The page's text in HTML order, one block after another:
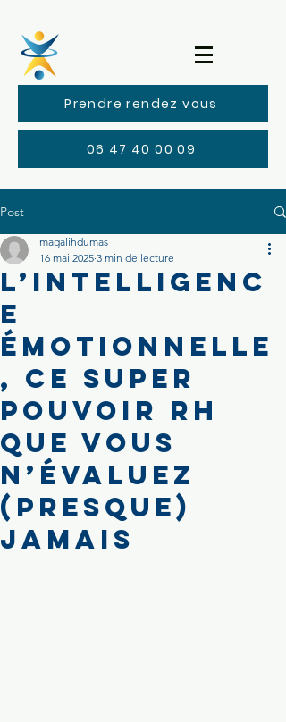
Prendre rendez vous
06 47 40 00 09
Post
L’intelligenc
e
émotionnelle
, ce super
pouvoir RH
que vous
n’évaluez
(presque)
jamais
magalihdumas
16 mai 2025 3 min de lecture